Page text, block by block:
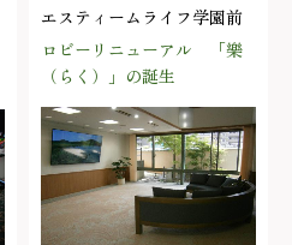
エスティームライフ学園前
ロビーリニューアル 「樂
（らく）」の誕生